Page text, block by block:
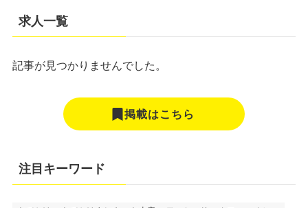
求人一覧
記事が見つかりませんでした。
掲載はこちら
注目キーワード